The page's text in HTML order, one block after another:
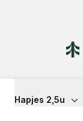
Hapjes 2,5u